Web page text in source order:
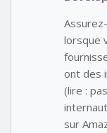
lorsque
ont des
(lire :
sur